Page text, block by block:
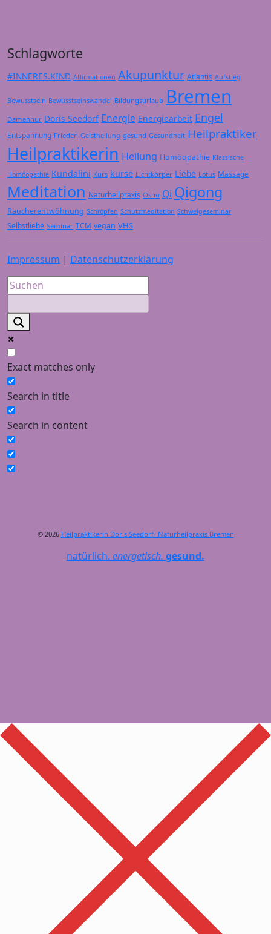
Schlagworte
#INNERES.KIND Affirmationen Akupunktur Atlantis Aufstieg
Bewusstsein Bewusstseinswandel Bildungsurlaub Bremen
Damanhur Doris Seedorf Energie Energiearbeit Engel
Entspannung Frieden Geistheilung gesund Gesundheit Heilpraktiker
Heilpraktikerin Heilung Homöopathie Klassische
Homöopathie Kundalini Kurs kurse Lichtkörper Liebe Lotus Massage
Meditation Naturheilpraxis Osho Qi Qigong
Raucherentwöhnung Schröpfen Schutzmeditation Schweigeseminar
Selbstliebe Seminar TCM vegan VHS
Impressum | Datenschutzerklärung
Exact matches only
Search in title
Search in content
© 2026 Heilpraktikerin Doris Seedorf- Naturheilpraxis Bremen
natürlich. energetisch. gesund.